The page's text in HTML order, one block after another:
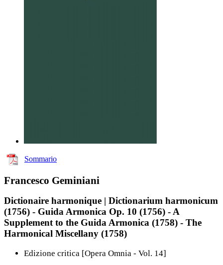
Sommario
Francesco Geminiani
Dictionaire harmonique | Dictionarium harmonicum
(1756) - Guida Armonica Op. 10 (1756) - A
Supplement to the Guida Armonica (1758) - The
Harmonical Miscellany (1758)
Edizione critica [Opera Omnia - Vol. 14]